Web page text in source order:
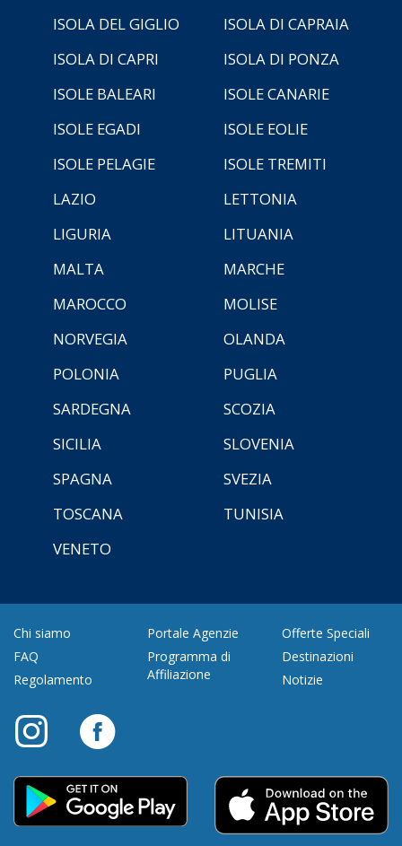
ISOLA DEL GIGLIO
ISOLA DI CAPRAIA
ISOLA DI CAPRI
ISOLA DI PONZA
ISOLE BALEARI
ISOLE CANARIE
ISOLE EGADI
ISOLE EOLIE
ISOLE PELAGIE
ISOLE TREMITI
LAZIO
LETTONIA
LIGURIA
LITUANIA
MALTA
MARCHE
MAROCCO
MOLISE
NORVEGIA
OLANDA
POLONIA
PUGLIA
SARDEGNA
SCOZIA
SICILIA
SLOVENIA
SPAGNA
SVEZIA
TOSCANA
TUNISIA
VENETO
Chi siamo
FAQ
Regolamento
Portale Agenzie
Programma di
Affiliazione
Offerte Speciali
Destinazioni
Notizie